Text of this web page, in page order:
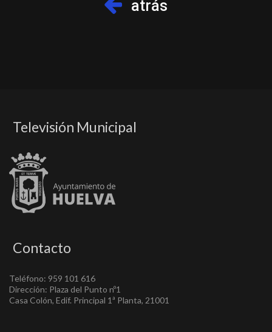
atrás
Televisión Municipal
Contacto
Teléfono: 959 101 616
Dirección: Plaza del Punto nº1
Casa Colón, Edif. Principal 1ª Planta, 21001